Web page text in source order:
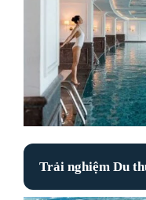
Trải nghiệm Du